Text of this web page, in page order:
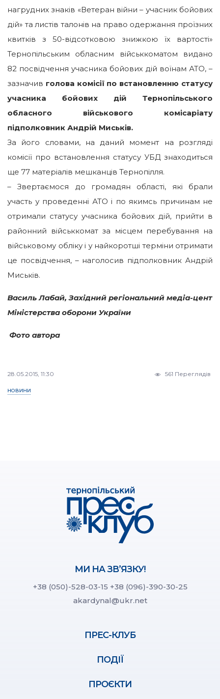
нагрудних знаків «Ветеран війни – учасник бойових
дій» та листів талонів на право одержання проїзних
квитків з 50-відсотковою знижкою їх вартості»
Тернопільським обласним військкоматом видано
82 посвідчення учасника бойових дій воїнам АТО, –
зазначив голова комісії по встановленню статусу
учасника бойових дій Тернопільського
обласного військового комісаріату
підполковник Андрій Миськів.
За його словами, на даний момент на розгляді
комісії про встановлення статусу УБД знаходиться
ще 77 матеріалів мешканців Тернопілля.
– Звертаємося до громадян області, які брали
участь у проведенні АТО і по якимсь причинам не
отримали статусу учасника бойових дій, прийти в
районний військкомат за місцем перебування на
військовому обліку і у найкоротші терміни отримати
це посвідчення, – наголосив підполковник Андрій
Миськів.
Василь Лабай, Західний регіональний медіа-цент
Міністерства оборони України
Фото автора
28.05.2015, 11:30 561 Переглядів
НОВИНИ
МИ НА ЗВ’ЯЗКУ!
+38 (050)-528-03-15 +38 (096)-390-30-25
akardynal@ukr.net
ПРЕС-КЛУБ
ПОДІЇ
ПРОЄКТИ